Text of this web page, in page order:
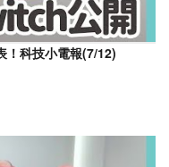
科技小電報(7/12)